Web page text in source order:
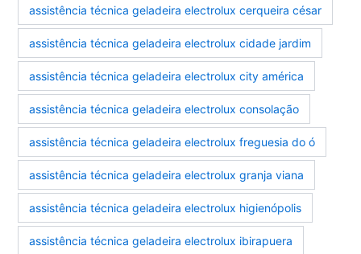
assistência técnica geladeira electrolux cerqueira césar
assistência técnica geladeira electrolux cidade jardim
assistência técnica geladeira electrolux city américa
assistência técnica geladeira electrolux consolação
assistência técnica geladeira electrolux freguesia do ó
assistência técnica geladeira electrolux granja viana
assistência técnica geladeira electrolux higienópolis
assistência técnica geladeira electrolux ibirapuera